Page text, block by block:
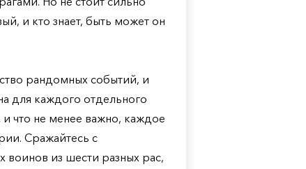
и кто знает, быть может он
рандомных событий, и
для каждого отдельного
что не менее важно, каждое
Сражайтесь с
воинов из шести разных рас,